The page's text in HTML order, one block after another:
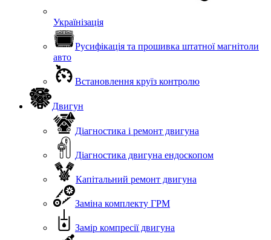
Українізація
Русифікація та прошивка штатної магнітоли
авто
Встановлення круїз контролю
Двигун
Діагностика і ремонт двигуна
Діагностика двигуна ендоскопом
Капітальний ремонт двигуна
Заміна комплекту ГРМ
Замір компресії двигуна